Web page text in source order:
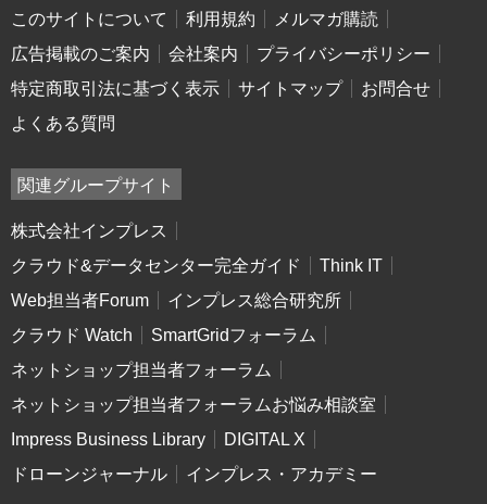
このサイトについて 利用規約
メルマガ購読
広告掲載のご案内
会社案内
プライバシーポリシー
特定商取引法に基づく表示
サイトマップ
お問合せ
よくある質問
関連グループサイト
株式会社インプレス
クラウド&データセンター完全ガイド
Think IT
Web担当者Forum
インプレス総合研究所
クラウド Watch
SmartGridフォーラム
ネットショップ担当者フォーラム
ネットショップ担当者フォーラムお悩み相談室
Impress Business Library
DIGITAL X
ドローンジャーナル
インプレス・アカデミー